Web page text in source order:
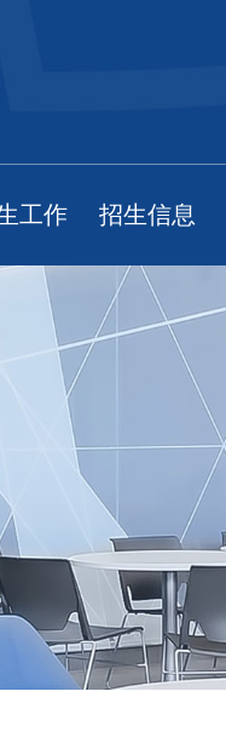
工作 招生信息